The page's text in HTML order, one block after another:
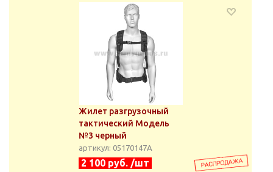
Жилет разгрузочный
тактический Модель
№3 черный
артикул: 05170147А
2 100 руб. /шт